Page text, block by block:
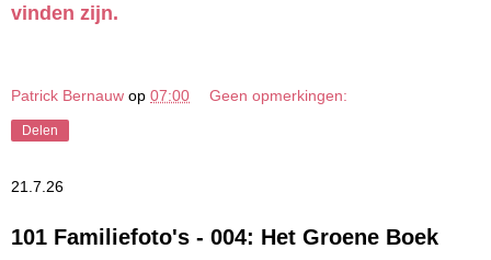
vinden zijn.
Patrick Bernauw op 07:00 Geen opmerkingen:
Delen
21.7.26
101 Familiefoto's - 004: Het Groene Boek